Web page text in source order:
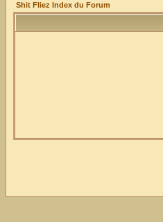
Shit Fliez Index du Forum